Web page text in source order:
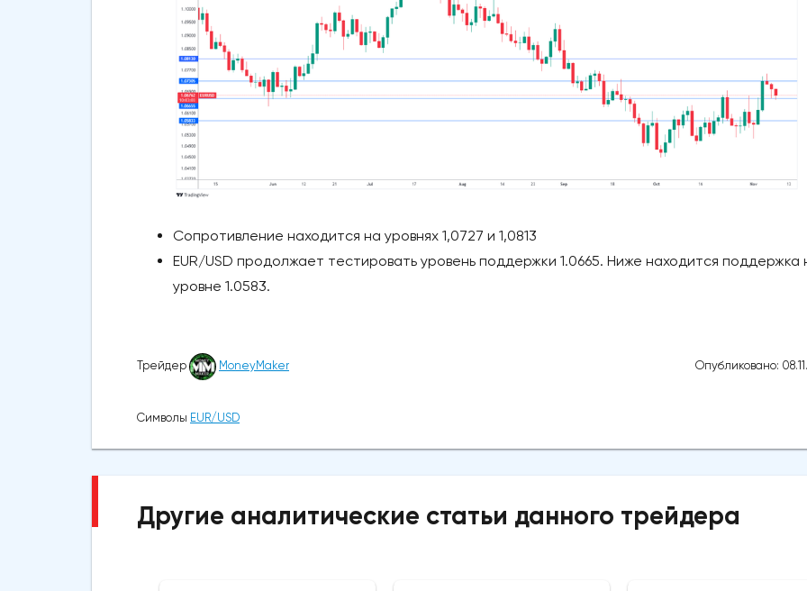
Сопротивление находится на уровнях 1,0727 и 1,0813
EUR/USD продолжает тестировать уровень поддержки 1.0665. Ниже находится поддержка
уровне 1.0583.
Трейдер MoneyMaker Опубликовано:
Символы EUR/USD
Другие аналитические статьи данного трейдера